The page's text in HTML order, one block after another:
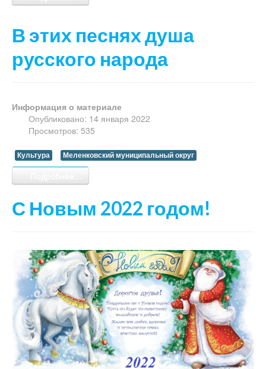
В этих песнях душа
русского народа
Информация о материале
Опубликовано: 14 января 2022
Просмотров: 535
Культура Меленковский муниципальный округ
С Новым 2022 годом!